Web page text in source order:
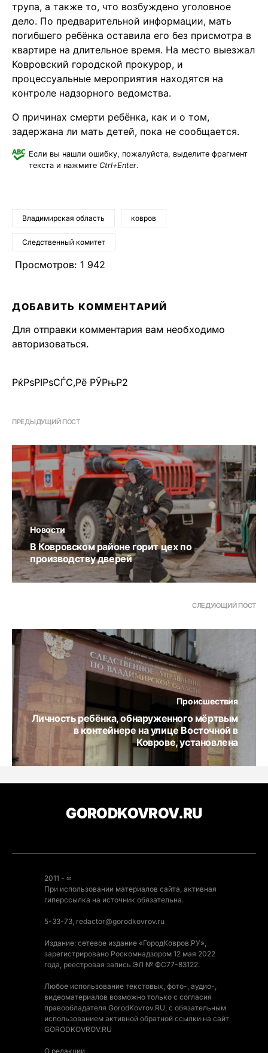
трупа, а также то, что возбуждено уголовное
дело. По предварительной информации, мать
погибшего ребёнка оставила его без присмотра в
квартире на длительное время. На место выезжал
Ковровский городской прокурор, и
процессуальные мероприятия находятся на
контроле надзорного ведомства.
О причинах смерти ребёнка, как и о том,
задержана ли мать детей, пока не сообщается.
Если вы нашли ошибку, пожалуйста, выделите фрагмент
текста и нажмите Ctrl+Enter.
Владимирская область ковров
Следственный комитет
Просмотров: 1 942
ДОБАВИТЬ КОММЕНТАРИЙ
Для отправки комментария вам необходимо
авторизоваться.
РќРѕРІРѕСЃС‚Рё РЎРњР2
ПРЕДЫДУЩИЙ ПОСТ
Новости
В Ковровском районе горит цех по
производству дверей
СЛЕДУЮЩИЙ ПОСТ
Происшествия
Личность ребёнка, обнаруженного мёртвым
в контейнере на улице Восточной в
Коврове, установлена
GORODKOVROV.RU
2011 - ∞
При использовании материалов сайта, активная
гиперссылка на источник обязательна.
5-33-73, redactor@gorodkovrov.ru
Издание: сетевое издание «ГородКовров.РУ»,
зарегистрировано Роскомнадзором 12 мая 2022
года, реестровая запись ЭЛ № ФС77-83122.
Любое использование текстовых, фото-, аудио-,
видеоматериалов возможно только с согласия
правообладателя GorodKovrov.RU, с обязательным
использованием активной обратной ссылки на сайт
GORODKOVROV.RU
О редакции